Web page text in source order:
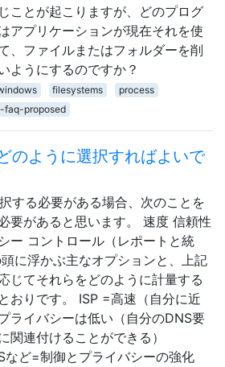
ことが起こりますが、どのプログ
アプリケーションが現在それを使
、ファイルまたはフォルダーを削
ようにするのですか？
filesystems
process
faq-proposed
のように選択すればよいで
する必要がある場合、次のことを
要があると思います。 速度 信頼性
ー コントロール（レポートと統
に浮かぶ主なオプションと、上記
じてそれらをどのように計量する
おりです。 ISP =高速（自分に近
ライバシーは低い（自分のDNS要
関連付けることができる）
など=制御とプライバシーの強化